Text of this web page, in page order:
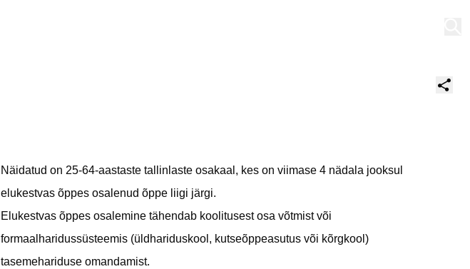
Näidatud on 25-64-aastaste tallinlaste osakaal, kes on viimase 4 nädala jooksul
elukestvas õppes osalenud õppe liigi järgi.
Elukestvas õppes osalemine tähendab koolitusest osa võtmist või
formaalharidussüsteemis (üldhariduskool, kutseõppeasutus või kõrgkool)
tasemehariduse omandamist.